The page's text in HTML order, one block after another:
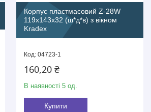
Корпус пластмасовий Z-28W
119х143х32 (ш*д*в) з вікном
Kradex
04723-1
160,20 ₴
В наявності 5 од.
Купити